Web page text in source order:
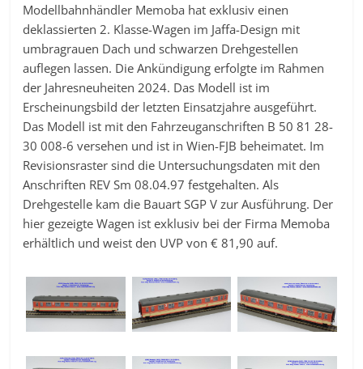
Modellbahnhändler Memoba hat exklusiv einen
deklassierten 2. Klasse-Wagen im Jaffa-Design mit
umbragrauen Dach und schwarzen Drehgestellen
auflegen lassen. Die Ankündigung erfolgte im Rahmen
der Jahresneuheiten 2024. Das Modell ist im
Erscheinungsbild der letzten Einsatzjahre ausgeführt.
Das Modell ist mit den Fahrzeuganschriften B 50 81 28-
30 008-6 versehen und ist in Wien-FJB beheimatet. Im
Revisionsraster sind die Untersuchungsdaten mit den
Anschriften REV Sm 08.04.97 festgehalten. Als
Drehgestelle kam die Bauart SGP V zur Ausführung. Der
hier gezeigte Wagen ist exklusiv bei der Firma Memoba
erhältlich und weist den UVP von € 81,90 auf.